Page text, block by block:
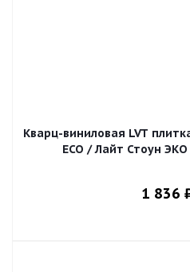
Кварц-виниловая LVT
ECO / Лайт Стоун
1 836